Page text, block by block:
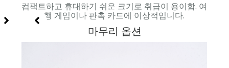
컴팩트하고 휴대하기 쉬운 크기로 취급이 용이함. 여
행 게임이나 판촉 카드에 이상적입니다.
마무리 옵션